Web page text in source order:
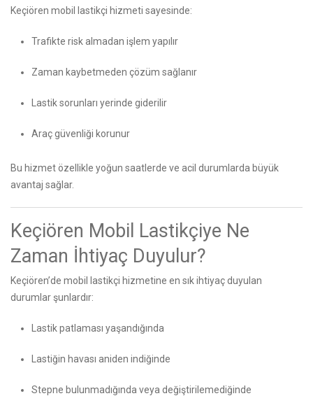
Keçiören mobil lastikçi hizmeti sayesinde:
Trafikte risk almadan işlem yapılır
Zaman kaybetmeden çözüm sağlanır
Lastik sorunları yerinde giderilir
Araç güvenliği korunur
Bu hizmet özellikle yoğun saatlerde ve acil durumlarda büyük
avantaj sağlar.
Keçiören Mobil Lastikçiye Ne
Zaman İhtiyaç Duyulur?
Keçiören’de mobil lastikçi hizmetine en sık ihtiyaç duyulan
durumlar şunlardır:
Lastik patlaması yaşandığında
Lastiğin havası aniden indiğinde
Stepne bulunmadığında veya değiştirilemediğinde